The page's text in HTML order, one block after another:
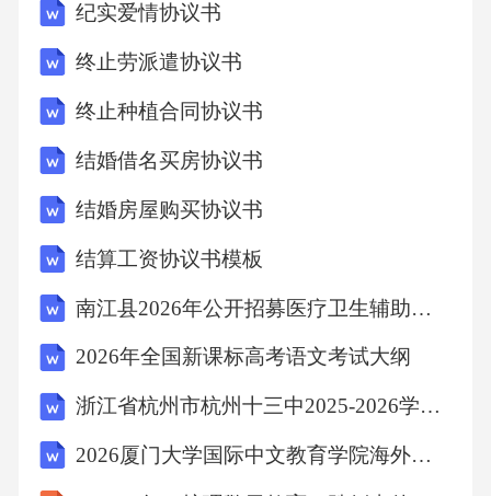
纪实爱情协议书
终止劳派遣协议书
终止种植合同协议书
结婚借名买房协议书
结婚房屋购买协议书
结算工资协议书模板
南江县2026年公开招募医疗卫生辅助岗位及医务社会工作服务岗位人员（21人）笔试备考试题及答案详解
2026年全国新课标高考语文考试大纲
浙江省杭州市杭州十三中2025-2026学年下学期八年级科学期末模拟试卷
2026厦门大学国际中文教育学院海外教育学院行政人员招聘1人笔试备考题库及答案详解